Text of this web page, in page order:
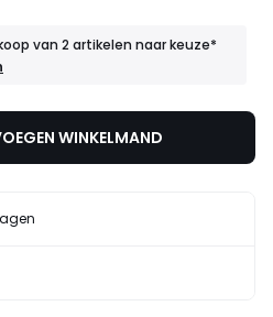
van 2 artikelen naar keuze*
WINKELMAND